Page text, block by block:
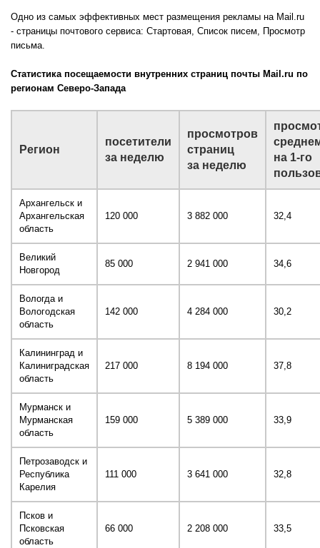
Одно из самых эффективных мест размещения рекламы на Mail.ru
- страницы почтового сервиса: Стартовая, Список писем, Просмотр
письма.
Статистика посещаемости внутренних страниц почты Mail.ru по
регионам Северо-Запада
Регион
посетители
за неделю
просмотров
страниц
за неделю
на 1-го
Архангельск и
Архангельская
область
120 000 3 882 000 32,4
Великий
Новгород
85 000 2 941 000 34,6
Вологда и
Вологодская
область
142 000 4 284 000 30,2
Калининград и
Калиниградская
область
217 000 8 194 000 37,8
Мурманск и
Мурманская
область
159 000 5 389 000 33,9
Петрозаводск и
Республика
Карелия
111 000 3 641 000 32,8
Псков и
Псковская
область
66 000 2 208 000 33,5